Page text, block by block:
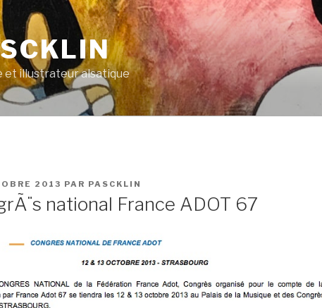
et illustrateur alsatique
2013 PAR PASCKLIN
national France ADOT 67